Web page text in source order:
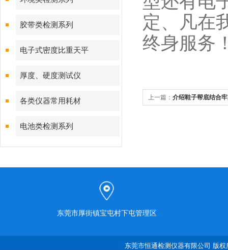
胶带类检测系列
电子式密度比重天平
厚度、硬度测试仪
各类仪器常用耗材
电池类检测系列
定、凡在
终身服务
上一篇： 介绍鞋子帮底结合
东莞市厚街镇宝屯村下屯管理区
东莞市恒通检测仪器有限公司 版